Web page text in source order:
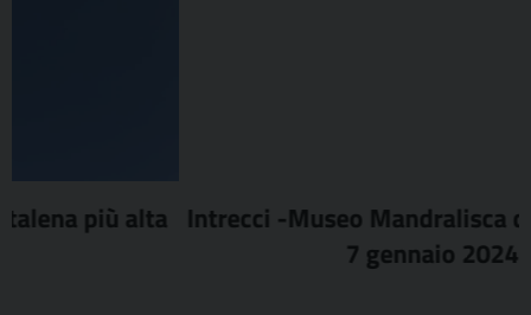
Intrecci -Museo Mandralisca dal 2 giugno al
7 gennaio 2024